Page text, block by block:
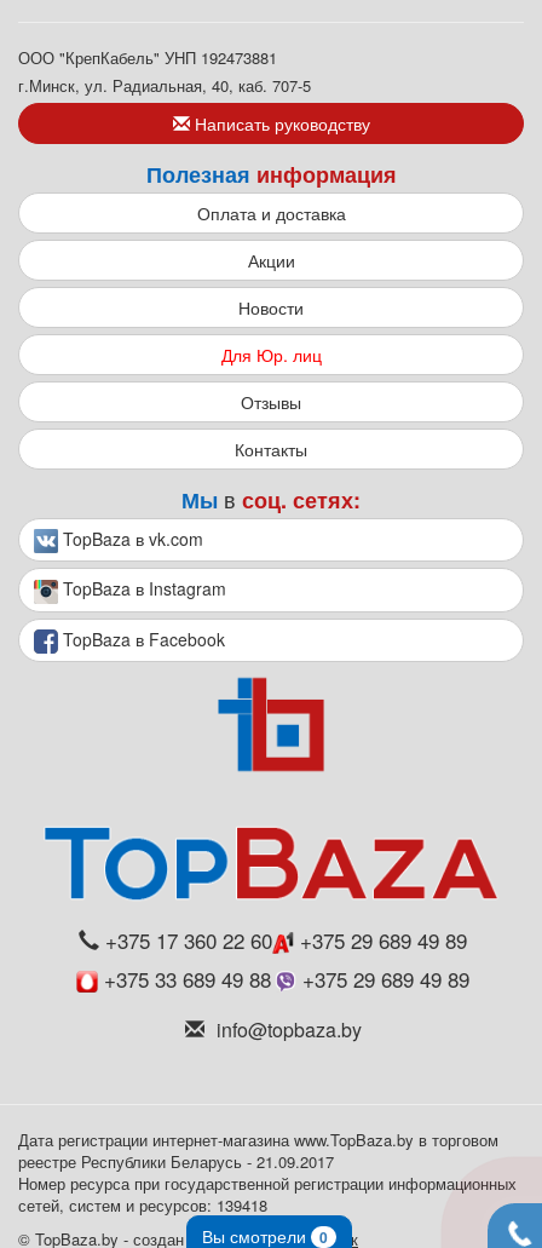
Вы смотрели 0
ООО "КрепКабель" УНП 192473881
г.Минск, ул. Радиальная, 40, каб. 707-5
Написать руководству
Полезная информация
Оплата и доставка
Акции
Новости
Для Юр. лиц
Отзывы
Контакты
Мы в соц. сетях:
TopBaza в vk.com
TopBaza в Instagram
TopBaza в Facebook
+375 17 360 22 60
+375 29 689 49 89
+375 33 689 49 88
+375 29 689 49 89
info@topbaza.by
Дата регистрации интернет-магазина www.TopBaza.by в торговом
реестре Республики Беларусь - 21.09.2017
Номер ресурса при государственной регистрации информационных
сетей, систем и ресурсов: 139418
© TopBaza.by - создан в веб-студии VL Минск